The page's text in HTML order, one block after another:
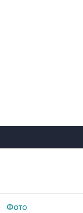
Фото